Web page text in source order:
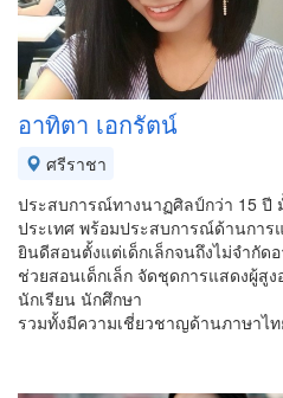
อาทิตา เอกรัตน์
ศรีราชา
ประสบการณ์ทางนาฏศิลป์กว่า 15 ปี
ประเทศ พร้อมประสบการณ์ด้านการ
ยินดีสอนตั้งแต่เด็กเล็กจนถึงไม่จำกั
ช่วยสอนเด็กเล็ก จัดชุดการแสดงผู้สู
นักเรียน นักศึกษา
รวมทั้งมีความเชี่ยวชาญด้านภาษาไ